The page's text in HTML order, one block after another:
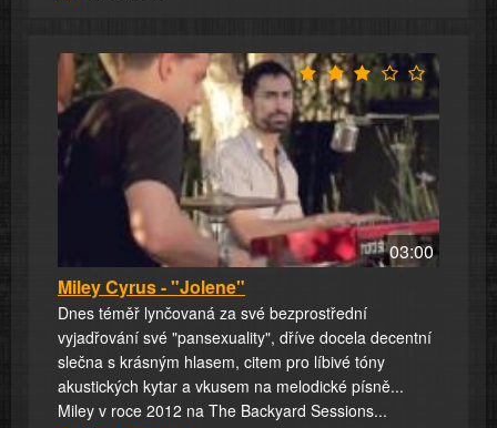
03:00
Miley Cyrus - "Jolene"
Dnes téměř lynčovaná za své bezprostřední
vyjadřování své "pansexuality", dříve docela decentní
slečna s krásným hlasem, citem pro líbivé tóny
akustických kytar a vkusem na melodické písně...
Miley v roce 2012 na The Backyard Sessions...